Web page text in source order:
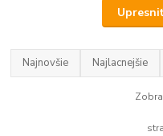
Najnovšie Najlacnejšie